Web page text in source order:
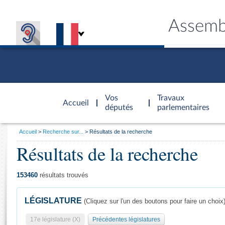
Accueil
d'accueil
Vos
députés
Travaux
parlementaires
Général
Vous
Accueil Recherche sur... Résultats de la recherche
Résultats de la recherche
153460 résultats trouvés
LÉGISLATURE (Cliquez sur l'un des boutons pour faire un choix)
17e législature (X) Précédentes législatures